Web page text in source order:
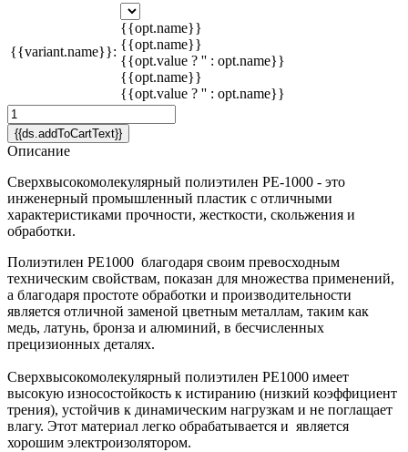
{{variant.name}}:
{{opt.name}}
{{opt.name}}
{{opt.value ? '' : opt.name}}
{{opt.name}}
{{opt.value ? '' : opt.name}}
{{ds.addToCartText}}
Описание
Сверхвысокомолекулярный полиэтилен PE-1000 - это
инженерный промышленный пластик с отличными
характеристиками прочности, жесткости, скольжения и
обработки.
Полиэтилен PE1000 благодаря своим превосходным
техническим свойствам, показан для множества применений,
а благодаря простоте обработки и производительности
является отличной заменой цветным металлам, таким как
медь, латунь, бронза и алюминий, в бесчисленных
прецизионных деталях.
Сверхвысокомолекулярный полиэтилен PE1000 имеет
высокую износостойкость к истиранию (низкий коэффициент
трения), устойчив к динамическим нагрузкам и не поглащает
влагу. Этот материал легко обрабатывается и является
хорошим электроизолятором.